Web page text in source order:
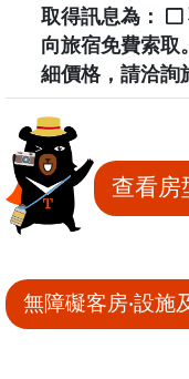
取得訊息為：
向旅宿免費索取
細價格，請洽詢
查看房
無障礙客房‧設施